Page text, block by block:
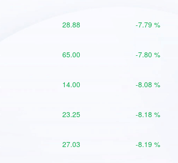
28.88 -7.79 %
65.00 -7.80 %
14.00 -8.08 %
23.25 -8.18 %
27.03 -8.19 %